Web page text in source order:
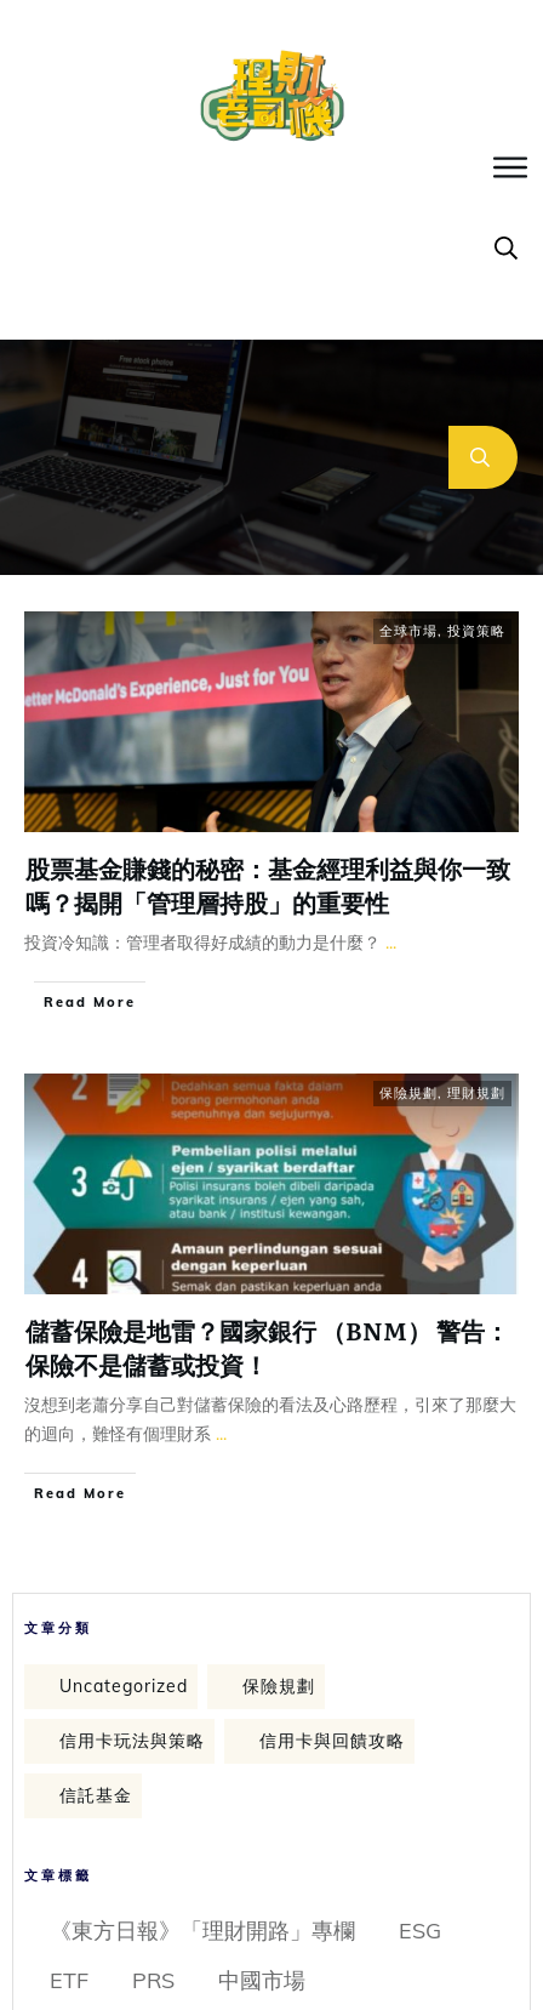
全球市場, 投資策略
股票基金賺錢的秘密：基金經理利益與你一致
嗎？揭開「管理層持股」的重要性
投資冷知識：管理者取得好成績的動力是什麼？ ...
Read More
保險規劃, 理財規劃
儲蓄保險是地雷？國家銀行 （BNM） 警告：
保險不是儲蓄或投資！
沒想到老蕭分享自己對儲蓄保險的看法及心路歷程，引來了那麼大
的迴向，難怪有個理財系 ...
Read More
文章分類
Uncategorized 保險規劃
信用卡玩法與策略 信用卡與回饋攻略
信託基金
文章標籤
《東方日報》「理財開路」專欄
ESG
ETF
PRS 中國市場